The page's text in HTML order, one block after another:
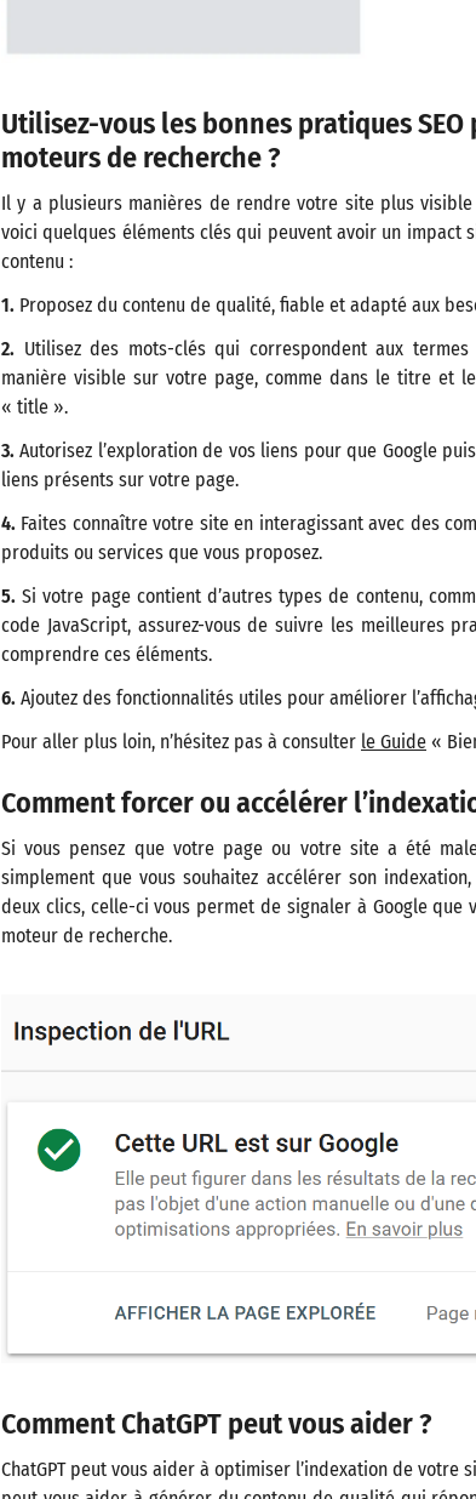
Utilisez-vous les bonnes pratiques
moteurs de recherche ?
Il y a plusieurs manières de rendre votre site plus
voici quelques éléments clés qui peuvent avoir un impact
contenu :
1. Proposez du contenu de qualité, fiable et adapté aux
2. Utilisez des mots-clés qui correspondent aux
manière visible sur votre page, comme dans le titre et
« title ».
3. Autorisez l’exploration de vos liens pour que Google
liens présents sur votre page.
4. Faites connaître votre site en interagissant avec des
produits ou services que vous proposez.
5. Si votre page contient d’autres types de contenu,
code JavaScript, assurez-vous de suivre les meilleures
comprendre ces éléments.
6. Ajoutez des fonctionnalités utiles pour améliorer
Pour aller plus loin, n’hésitez pas à consulter le Guide «
Comment forcer ou accélérer
Si vous pensez que votre page ou votre site a été
simplement que vous souhaitez accélérer son
deux clics, celle-ci vous permet de signaler à Google
moteur de recherche.
Comment ChatGPT peut vous aider ?
ChatGPT peut vous aider à optimiser l’indexation de votre